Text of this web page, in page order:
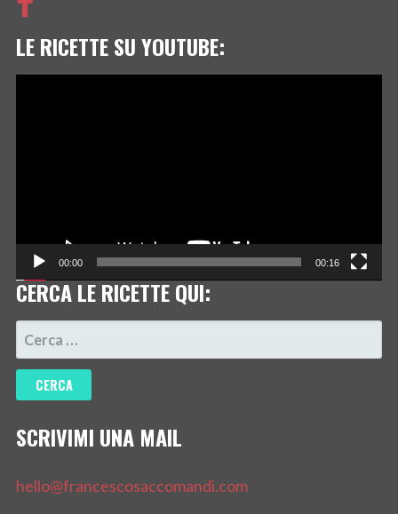
LE RICETTE SU YOUTUBE:
00:00 00:16
CERCA LE RICETTE QUI:
RICERCA
PER:
SCRIVIMI UNA MAIL
hello@francescosaccomandi.com